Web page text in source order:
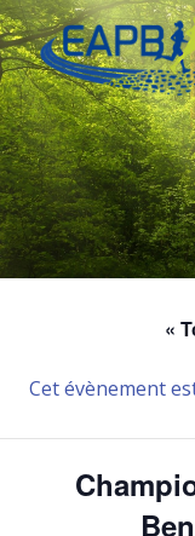
«
Cet évènement